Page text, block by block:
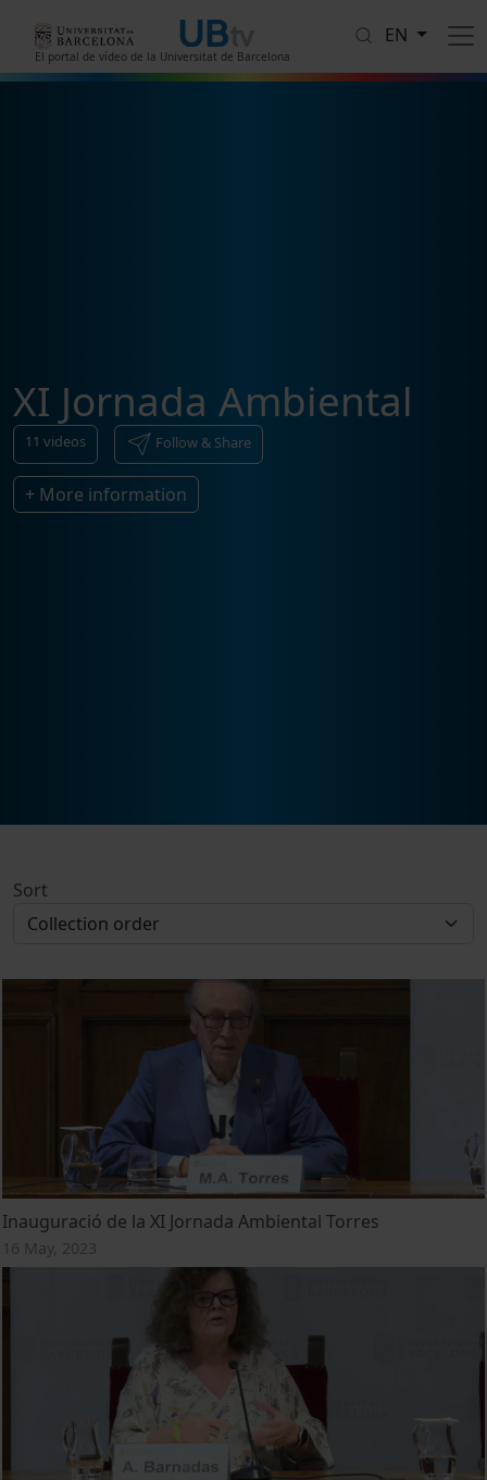
El portal de vídeo de la Universitat de Barcelona
EN
XI Jornada Ambiental
11 videos Follow & Share
+ More information
Sort
Inauguració de la XI Jornada Ambiental Torres
16 May, 2023